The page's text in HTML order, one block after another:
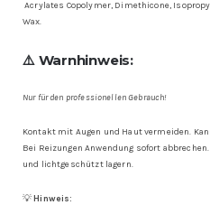
Acrylates Copolymer, Dimethicone,
Wax.
⚠️ Warnhinweis:
Nur für den professionellen Gebrauch!
Kontakt mit Augen und Haut vermeiden.
Bei Reizungen Anwendung sofort
und lichtgeschützt lagern.
💡Hinweis: